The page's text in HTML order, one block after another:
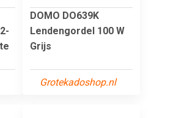
DOMO DO639K
Lendengordel 100 W
Grijs
Grotekadoshop.nl